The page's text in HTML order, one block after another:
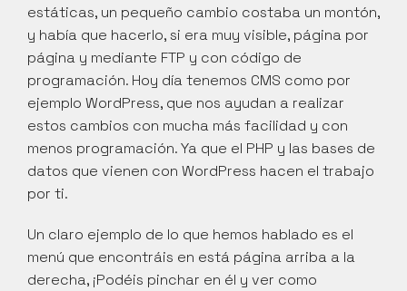
estáticas, un pequeño cambio costaba un montón,
y había que hacerlo, si era muy visible, página por
página y mediante FTP y con código de
programación. Hoy día tenemos CMS como por
ejemplo WordPress, que nos ayudan a realizar
estos cambios con mucha más facilidad y con
menos programación. Ya que el PHP y las bases de
datos que vienen con WordPress hacen el trabajo
por ti.
Un claro ejemplo de lo que hemos hablado es el
menú que encontráis en está página arriba a la
derecha, ¡Podéis pinchar en él y ver como